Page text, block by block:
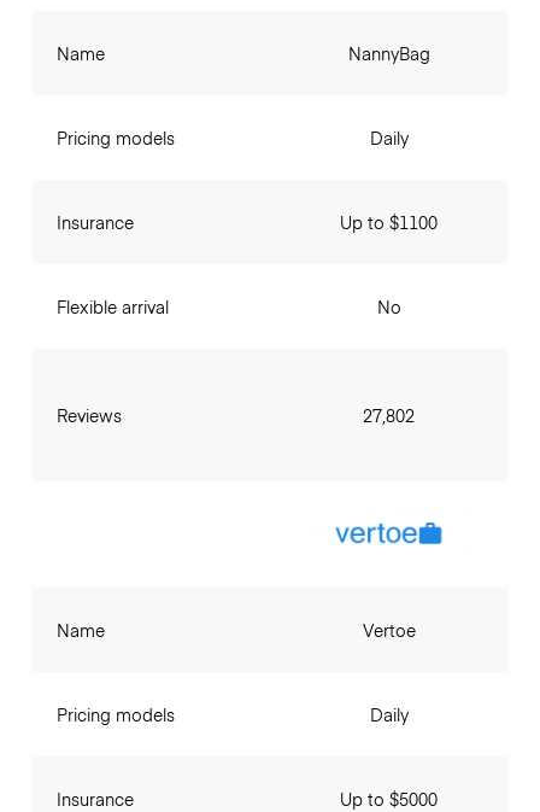
Name
Pricing models
Insurance
Flexible arrival
Reviews
NannyBag
Daily
Up to $1100
No
27,802
Name
Pricing models
Insurance
Vertoe
Daily
Up to $5000